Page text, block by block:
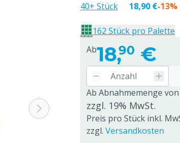
Ab18,90 €
Ab Abnahmemenge von
zzgl. 19% MwSt.
Preis pro Stück inkl.
zzgl. Versandkosten
40+ Stück
18,90 €-13%
162 Stück pro Palette